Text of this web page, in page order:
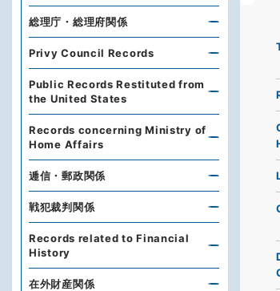
総理庁・総理府関係
Privy Council Records
Public Records Restituted from
the United States
Records concerning Ministry of
Home Affairs
逓信・郵政関係
戦犯裁判関係
Records related to Financial
History
在外財産関係